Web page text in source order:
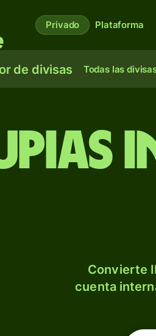
Privado Plataforma
de divisas Todas las
Convierte
cuenta